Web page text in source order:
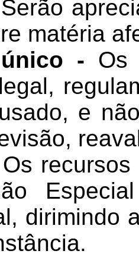
Serão
matéria
- Os
e
Os
dirimindo